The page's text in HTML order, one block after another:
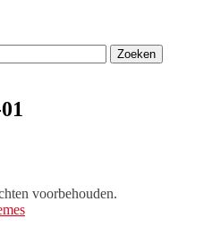
voorbehouden.